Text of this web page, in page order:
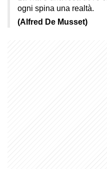
ogni spina una realtà.
(Alfred De Musset)